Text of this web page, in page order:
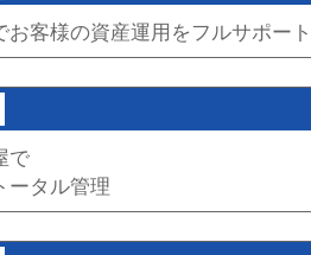
客様の資産運用をフルサポート
で
ータル管理